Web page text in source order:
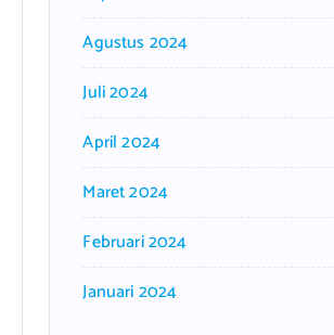
Agustus 2024
Juli 2024
April 2024
Maret 2024
Februari 2024
Januari 2024